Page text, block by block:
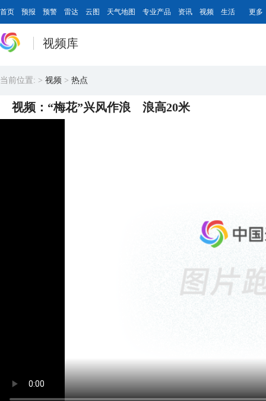
首页 预报 预警 雷达 云图 天气地图 专业产品 资讯 视频 生活 更多
视频库
当前位置: > 视频 > 热点
视频：“梅花”兴风作浪 浪高20米